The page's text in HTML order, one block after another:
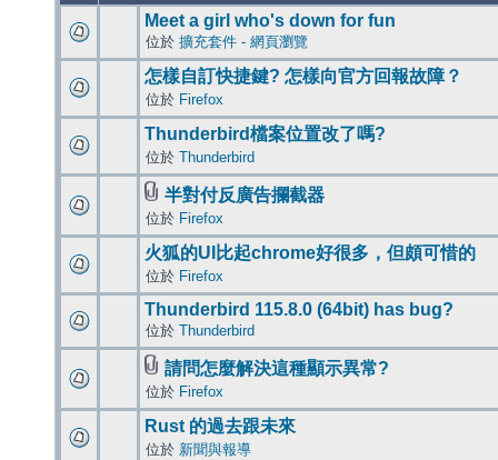
Meet a girl who's down for fun
位於 擴充套件 - 網頁瀏覽
怎樣自訂快捷鍵? 怎樣向官方回報故障？
位於 Firefox
Thunderbird檔案位置改了嗎?
位於 Thunderbird
半對付反廣告攔截器
位於 Firefox
火狐的UI比起chrome好很多，但頗可惜的
位於 Firefox
Thunderbird 115.8.0 (64bit) has bug?
位於 Thunderbird
請問怎麼解決這種顯示異常?
位於 Firefox
Rust 的過去跟未來
位於 新聞與報導